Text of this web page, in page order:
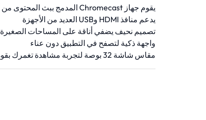
يقوم جهاز Chromecast المدمج ببث المحتوى من أي جهاز
يدعم منافذ HDMI وUSB العديد من الأجهزة
تصميم نحيف يضفي أناقة على المساحات الصغيرة
واجهة ذكية لتصفح في التطبيق دون عناء
مقاس شاشة 32 بوصة لتجربة مشاهدة تغمرك بقوة أدائها